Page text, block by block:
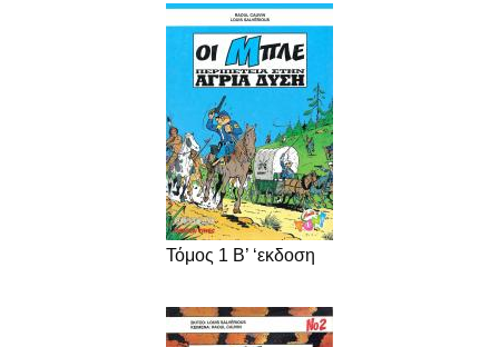
Τόμος 1 Β’ ‘εκδοση